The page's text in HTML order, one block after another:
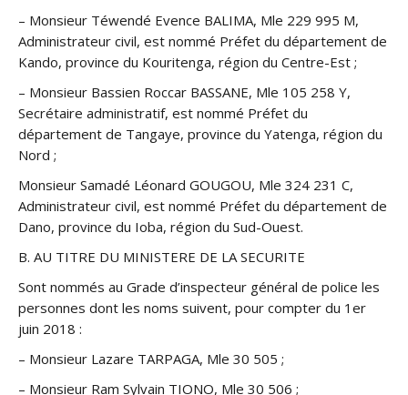
– Monsieur Téwendé Evence BALIMA, Mle 229 995 M,
Administrateur civil, est nommé Préfet du département de
Kando, province du Kouritenga, région du Centre-Est ;
– Monsieur Bassien Roccar BASSANE, Mle 105 258 Y,
Secrétaire administratif, est nommé Préfet du
département de Tangaye, province du Yatenga, région du
Nord ;
Monsieur Samadé Léonard GOUGOU, Mle 324 231 C,
Administrateur civil, est nommé Préfet du département de
Dano, province du Ioba, région du Sud-Ouest.
B. AU TITRE DU MINISTERE DE LA SECURITE
Sont nommés au Grade d’inspecteur général de police les
personnes dont les noms suivent, pour compter du 1er
juin 2018 :
– Monsieur Lazare TARPAGA, Mle 30 505 ;
– Monsieur Ram Sylvain TIONO, Mle 30 506 ;